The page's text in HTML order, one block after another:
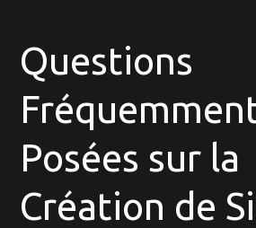
Questions
Posées sur la
Création de